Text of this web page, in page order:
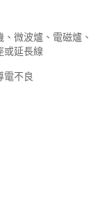
微波爐、電磁爐、
或延長線
電不良